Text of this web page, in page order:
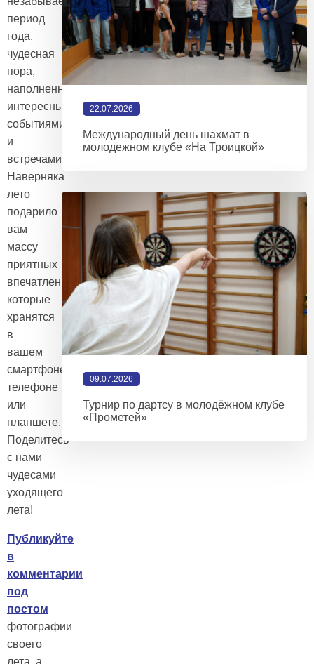
период
года,
чудесная
пора,
наполненная
интересными
событиями
и
встречами.
Наверняка
лето
подарило
вам
массу
приятных
впечатлений,
которые
хранятся
в
вашем
смартфоне/
телефоне
или
планшете.
Поделитесь
с нами
чудесами
уходящего
лета!
Публикуйте
в
комментарии
под
постом
фотографии
своего
22.07.2026
Международный день шахмат в
молодежном клубе «На Троицкой»
09.07.2026
Турнир по дартсу в молодёжном клубе
«Прометей»